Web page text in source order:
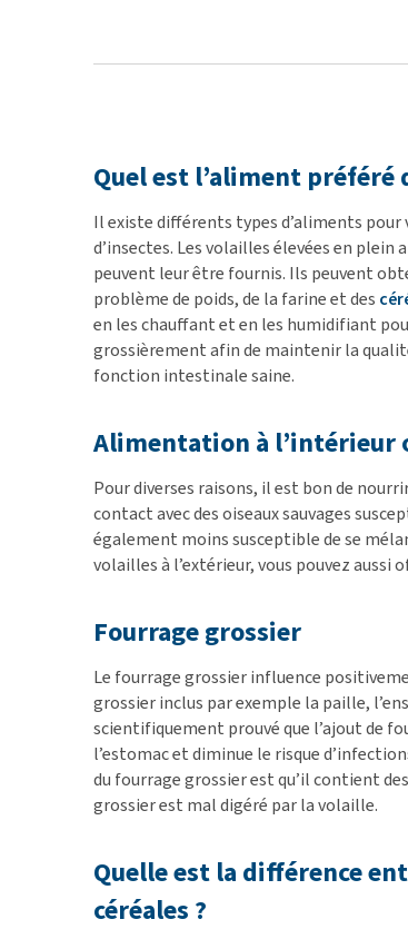
Quel est l’aliment préféré
Il existe différents types d’aliments
d’insectes. Les volailles élevées en
peuvent leur être fournis. Ils peuvent
problème de poids, de la farine et des
en les chauffant et en les humidifiant
grossièrement afin de maintenir la
fonction intestinale saine.
Alimentation à l’intérieur
Pour diverses raisons, il est bon de
contact avec des oiseaux sauvages
également moins susceptible de se
volailles à l’extérieur, vous pouvez aussi
Fourrage grossier
Le fourrage grossier influence
grossier inclus par exemple la paille,
scientifiquement prouvé que l’ajout de
l’estomac et diminue le risque
du fourrage grossier est qu’il contient
grossier est mal digéré par la volaille.
Quelle est la différence
céréales ?